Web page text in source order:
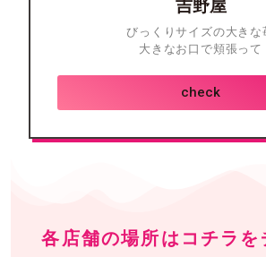
吉野屋
びっくりサイズの大きな
大きなお口で頬張って
check
各店舗の場所はコチラを